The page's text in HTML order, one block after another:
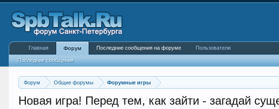
Форум Общие форумы Форумные игры
Новая игра! Перед тем, как зайти - загадай
Главная Форум
Последние сообщения
Последние сообщения на форуме Пользователи